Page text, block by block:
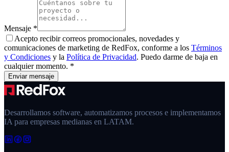
Mensaje *
Acepto recibir correos promocionales, novedades y
comunicaciones de marketing de RedFox, conforme a los Términos
y Condiciones y la Política de Privacidad. Puedo darme de baja en
cualquier momento. *
Enviar mensaje
Desarrollamos software, automatizamos procesos e implementamos
IA para empresas medianas en LATAM.